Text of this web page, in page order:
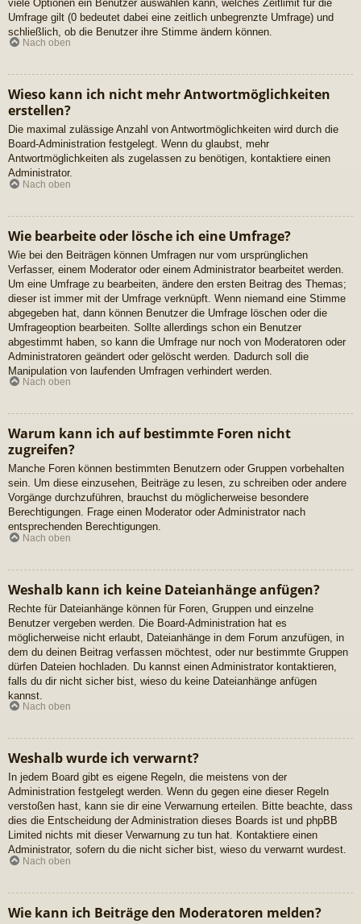
viele Optionen ein Benutzer auswählen kann, welches Zeitlimit für die
Umfrage gilt (0 bedeutet dabei eine zeitlich unbegrenzte Umfrage) und
schließlich, ob die Benutzer ihre Stimme ändern können.
Nach oben
Wieso kann ich nicht mehr Antwortmöglichkeiten
erstellen?
Die maximal zulässige Anzahl von Antwortmöglichkeiten wird durch die
Board-Administration festgelegt. Wenn du glaubst, mehr
Antwortmöglichkeiten als zugelassen zu benötigen, kontaktiere einen
Administrator.
Nach oben
Wie bearbeite oder lösche ich eine Umfrage?
Wie bei den Beiträgen können Umfragen nur vom ursprünglichen
Verfasser, einem Moderator oder einem Administrator bearbeitet werden.
Um eine Umfrage zu bearbeiten, ändere den ersten Beitrag des Themas;
dieser ist immer mit der Umfrage verknüpft. Wenn niemand eine Stimme
abgegeben hat, dann können Benutzer die Umfrage löschen oder die
Umfrageoption bearbeiten. Sollte allerdings schon ein Benutzer
abgestimmt haben, so kann die Umfrage nur noch von Moderatoren oder
Administratoren geändert oder gelöscht werden. Dadurch soll die
Manipulation von laufenden Umfragen verhindert werden.
Nach oben
Warum kann ich auf bestimmte Foren nicht
zugreifen?
Manche Foren können bestimmten Benutzern oder Gruppen vorbehalten
sein. Um diese einzusehen, Beiträge zu lesen, zu schreiben oder andere
Vorgänge durchzuführen, brauchst du möglicherweise besondere
Berechtigungen. Frage einen Moderator oder Administrator nach
entsprechenden Berechtigungen.
Nach oben
Weshalb kann ich keine Dateianhänge anfügen?
Rechte für Dateianhänge können für Foren, Gruppen und einzelne
Benutzer vergeben werden. Die Board-Administration hat es
möglicherweise nicht erlaubt, Dateianhänge in dem Forum anzufügen, in
dem du deinen Beitrag verfassen möchtest, oder nur bestimmte Gruppen
dürfen Dateien hochladen. Du kannst einen Administrator kontaktieren,
falls du dir nicht sicher bist, wieso du keine Dateianhänge anfügen
kannst.
Nach oben
Weshalb wurde ich verwarnt?
In jedem Board gibt es eigene Regeln, die meistens von der
Administration festgelegt werden. Wenn du gegen eine dieser Regeln
verstoßen hast, kann sie dir eine Verwarnung erteilen. Bitte beachte, dass
dies die Entscheidung der Administration dieses Boards ist und phpBB
Limited nichts mit dieser Verwarnung zu tun hat. Kontaktiere einen
Administrator, sofern du die nicht sicher bist, wieso du verwarnt wurdest.
Nach oben
Wie kann ich Beiträge den Moderatoren melden?